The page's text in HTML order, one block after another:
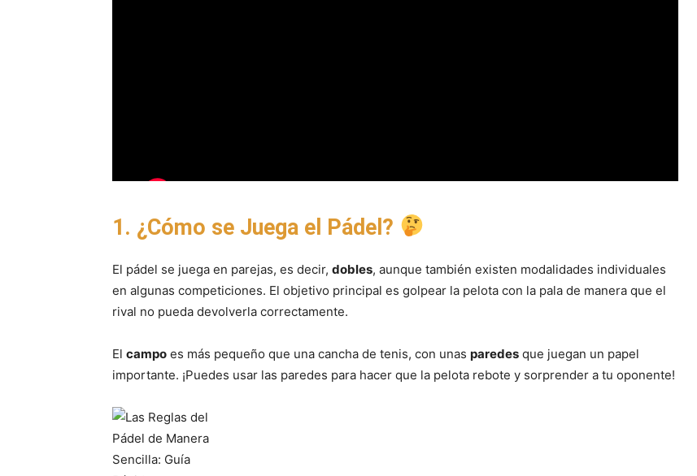
1. ¿Cómo se Juega el Pádel?
El pádel se juega en parejas, es decir, dobles, aunque también existen modalidades individuales
en algunas competiciones. El objetivo principal es golpear la pelota con la pala de manera que el
rival no pueda devolverla correctamente.
El campo es más pequeño que una cancha de tenis, con unas paredes que juegan un papel
importante. ¡Puedes usar las paredes para hacer que la pelota rebote y sorprender a tu oponente!